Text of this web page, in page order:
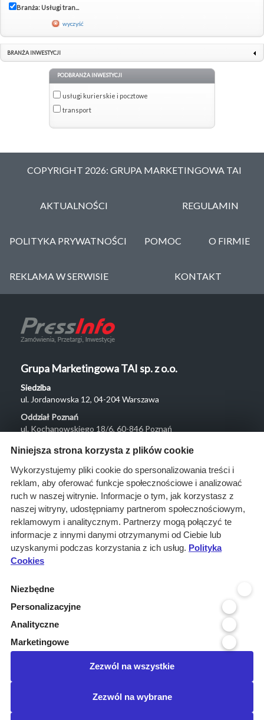
Branża: Usługi tran...
wyczyść
BRANŻA INWESTYCJI
PODBRANŻA INWESTYCJI
usługi kurierskie i pocztowe
transport
COPYRIGHT 2026: GRUPA MARKETINGOWA TAI
AKTUALNOŚCI REGULAMIN
POLITYKA PRYWATNOŚCI POMOC O FIRMIE
REKLAMA W SERWISIE KONTAKT
Grupa Marketingowa TAI sp. z o.o.
Siedziba
ul. Jordanowska 12, 04-204 Warszawa
Oddział Poznań
ul. Kochanowskiego 18/6, 60-846 Poznań
Menu
O nas
Rozwiązania
Monitoring
przetargów
Raporty
przetargowe
Kontakt
Kontakt
Infolinia 800 800 707
kontakt@pressinfo.pl
Niniejsza strona korzysta z plików cookie
Wykorzystujemy pliki cookie do spersonalizowania treści i
reklam, aby oferować funkcje społecznościowe i analizować
ruch w naszej witrynie. Informacje o tym, jak korzystasz z
naszej witryny, udostępniamy partnerom społecznościowym,
reklamowym i analitycznym. Partnerzy mogą połączyć te
informacje z innymi danymi otrzymanymi od Ciebie lub
uzyskanymi podczas korzystania z ich usług. Polityka
Cookies
Niezbędne
Personalizacyjne
Analityczne
Marketingowe
Zezwól na wszystkie
Zezwól na wybrane